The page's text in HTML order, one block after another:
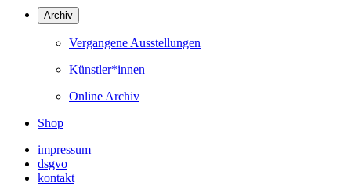
Archiv
Vergangene Ausstellungen
Künstler*innen
Online Archiv
Shop
impressum
dsgvo
kontakt